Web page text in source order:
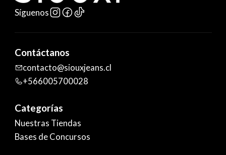
Síguenos
Contáctanos
contacto@siouxjeans.cl
+566005700028
Categorías
Nuestras Tiendas
Bases de Concursos